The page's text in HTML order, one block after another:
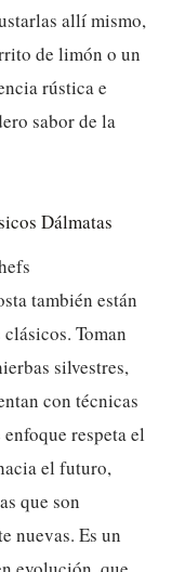
allí mismo,
de limón o un
rústica e
sabor de la
Dálmatas
también están
Toman
silvestres,
con técnicas
respeta el
el futuro,
que son
nuevas. Es un